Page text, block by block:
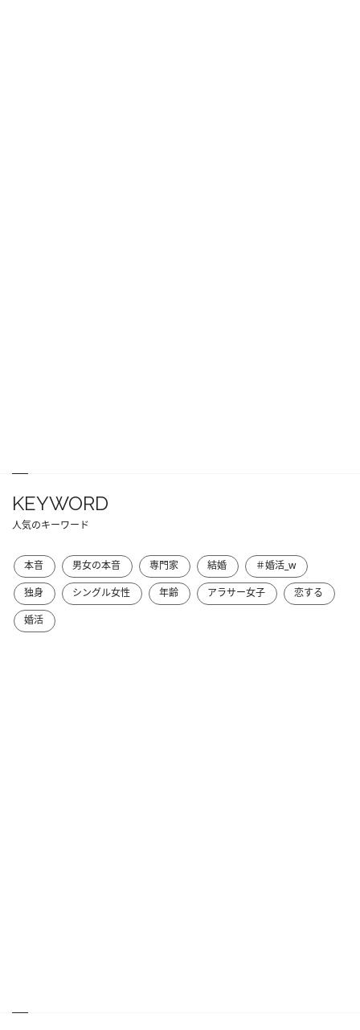
KEYWORD
人気のキーワード
本音 男女の本音 専門家 結婚
＃婚活_w
独身
シングル女性 年齢 アラサー女子
恋する
婚活